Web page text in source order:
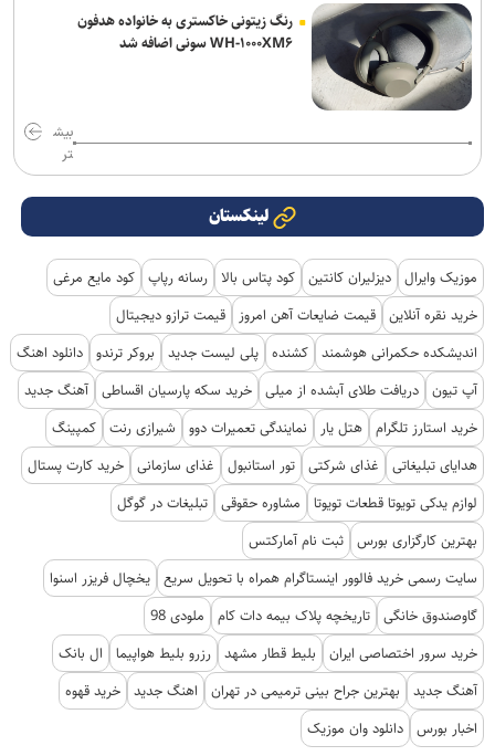
رنگ زیتونی خاکستری به خانواده هدفون
WH-۱۰۰۰XM۶ سونی اضافه شد
بیش
تر
لینکستان
موزیک وایرال دیزلیران کانتین کود پتاس بالا رسانه رپاپ کود مایع مرغی
خرید نقره آنلاین قیمت ضایعات آهن امروز
قیمت ترازو دیجیتال
اندیشکده حکمرانی هوشمند کشنده پلی لیست جدید بروکر ترندو دانلود اهنگ
آپ تیون دریافت طلای آبشده از میلی خرید سکه پارسیان اقساطی آهنگ جدید
خرید استارز تلگرام هتل یار نمایندگی تعمیرات دوو شیرازی رنت کمپینگ
هدایای تبلیغاتی
غذای شرکتی تور استانبول غذای سازمانی خرید کارت پستال
لوازم یدکی تویوتا قطعات تویوتا
مشاوره حقوقی تبلیغات در گوگل
بهترین کارگزاری بورس ثبت نام آمارکتس
سایت رسمی خرید فالوور اینستاگرام همراه با تحویل سریع یخچال فریزر اسنوا
گاوصندوق خانگی تاریخچه پلاک بیمه دات کام
ملودی 98
خرید سرور اختصاصی ایران
بلیط قطار مشهد رزرو بلیط هواپیما
ال بانک
آهنگ جدید
بهترین جراح بینی ترمیمی در تهران اهنگ جدید خرید قهوه
اخبار بورس دانلود وان موزیک